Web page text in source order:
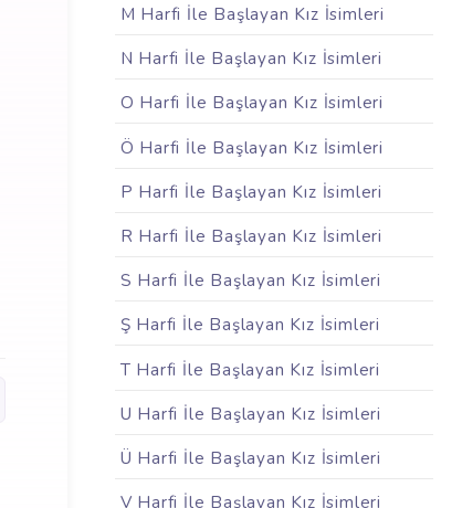
M Harfi İle Başlayan Kız İsimleri
N Harfi İle Başlayan Kız İsimleri
O Harfi İle Başlayan Kız İsimleri
Ö Harfi İle Başlayan Kız İsimleri
P Harfi İle Başlayan Kız İsimleri
R Harfi İle Başlayan Kız İsimleri
S Harfi İle Başlayan Kız İsimleri
Ş Harfi İle Başlayan Kız İsimleri
T Harfi İle Başlayan Kız İsimleri
U Harfi İle Başlayan Kız İsimleri
Ü Harfi İle Başlayan Kız İsimleri
V Harfi İle Başlayan Kız İsimleri